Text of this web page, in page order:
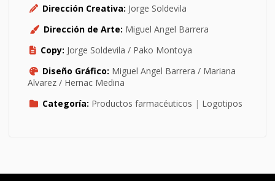
Dirección Creativa: Jorge Soldevila
Dirección de Arte: Miguel Angel Barrera
Copy: Jorge Soldevila / Pako Montoya
Diseño Gráfico: Miguel Angel Barrera / Mariana
Alvarez / Hernac Medina
Categoría: Productos farmacéuticos | Logotipos